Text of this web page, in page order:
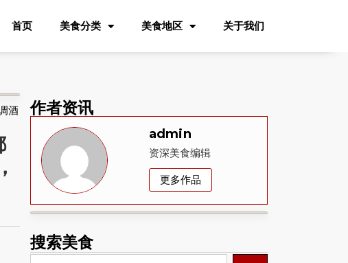
首页 美食分类 美食地区 关于我们
酒
作者资讯
admin
资深美食编辑
更多作品
搜索美食